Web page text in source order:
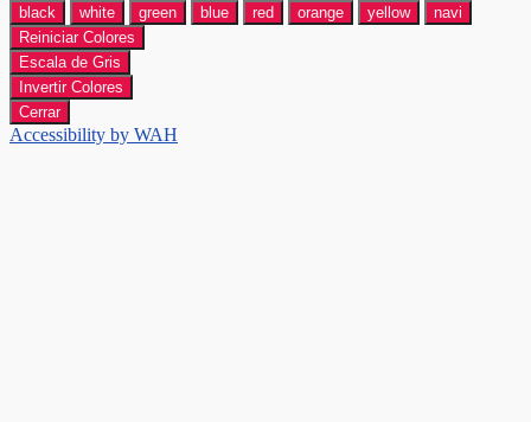
black white green blue red orange yellow
navi
Reiniciar Colores
Escala de Gris
Invertir Colores
Cerrar
Accessibility by WAH